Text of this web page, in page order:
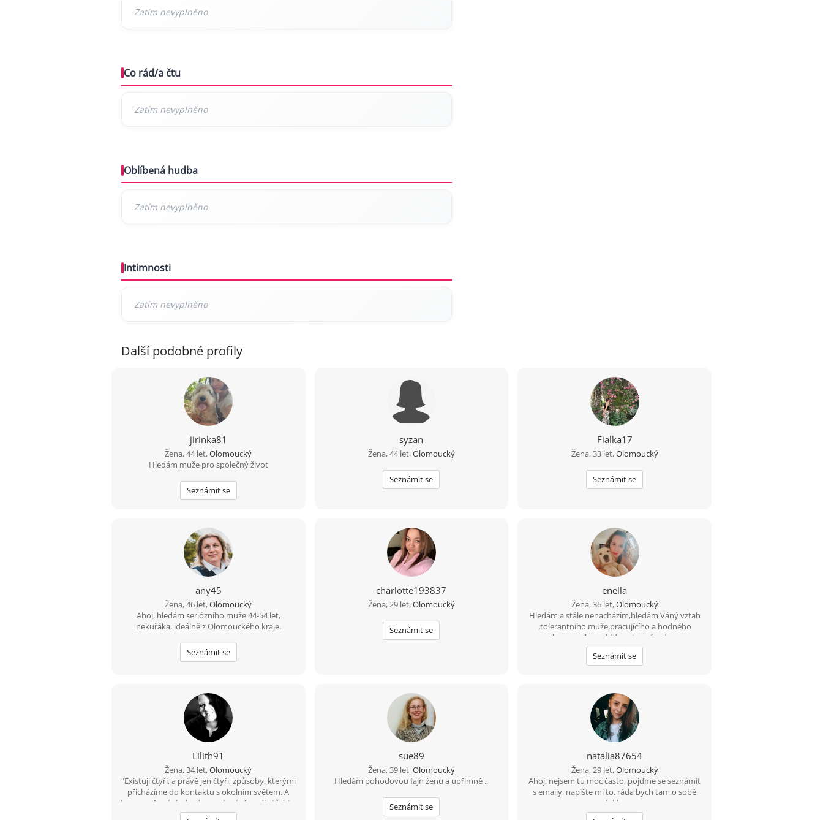
Co rád/a čtu
Oblíbená hudba
Intimnosti
Další podobné profily
jirinka81
Žena, 44 let,Olomoucký
Hledám muže pro společný život
Seznámit se
syzan
Žena, 44 let,Olomoucký
Seznámit se
Fialka17
Žena, 33 let,Olomoucký
Seznámit se
any45
Žena, 46 let,Olomoucký
Ahoj, hledám seriózního muže 44-54 let,
nekuřáka, ideálně z Olomouckého kraje.
Seznámit se
charlotte193837
Žena, 29 let,Olomoucký
Seznámit se
enella
Žena, 36 let,Olomoucký
Hledám a stále nenacházím,hledám Váný vztah
,tolerantního muže,pracujícího a hodného
naopak mu mohu nabídnout svvé srdce a svou
Lásku !!!jen vážně!!Hledám i nové přátelé,jak se
říká kamarádů není nikdy dost :o))
Seznámit se
Lilith91
Žena, 34 let,Olomoucký
"Existují čtyři, a právě jen čtyři, způsoby, kterými
přicházíme do kontaktu s okolním světem. A
jsme oceňováni a hodnoceni právě podle těchto
čtyř kritérií: co děláme, jak vypadáme, co říkáme
sue89
Žena, 39 let,Olomoucký
Hledám pohodovou fajn ženu a upřímně ..
Seznámit se
natalia87654
Žena, 29 let,Olomoucký
Ahoj, nejsem tu moc často, pojďme se seznámit
s emaily, napište mi to, ráda bych tam o sobě
řekla.